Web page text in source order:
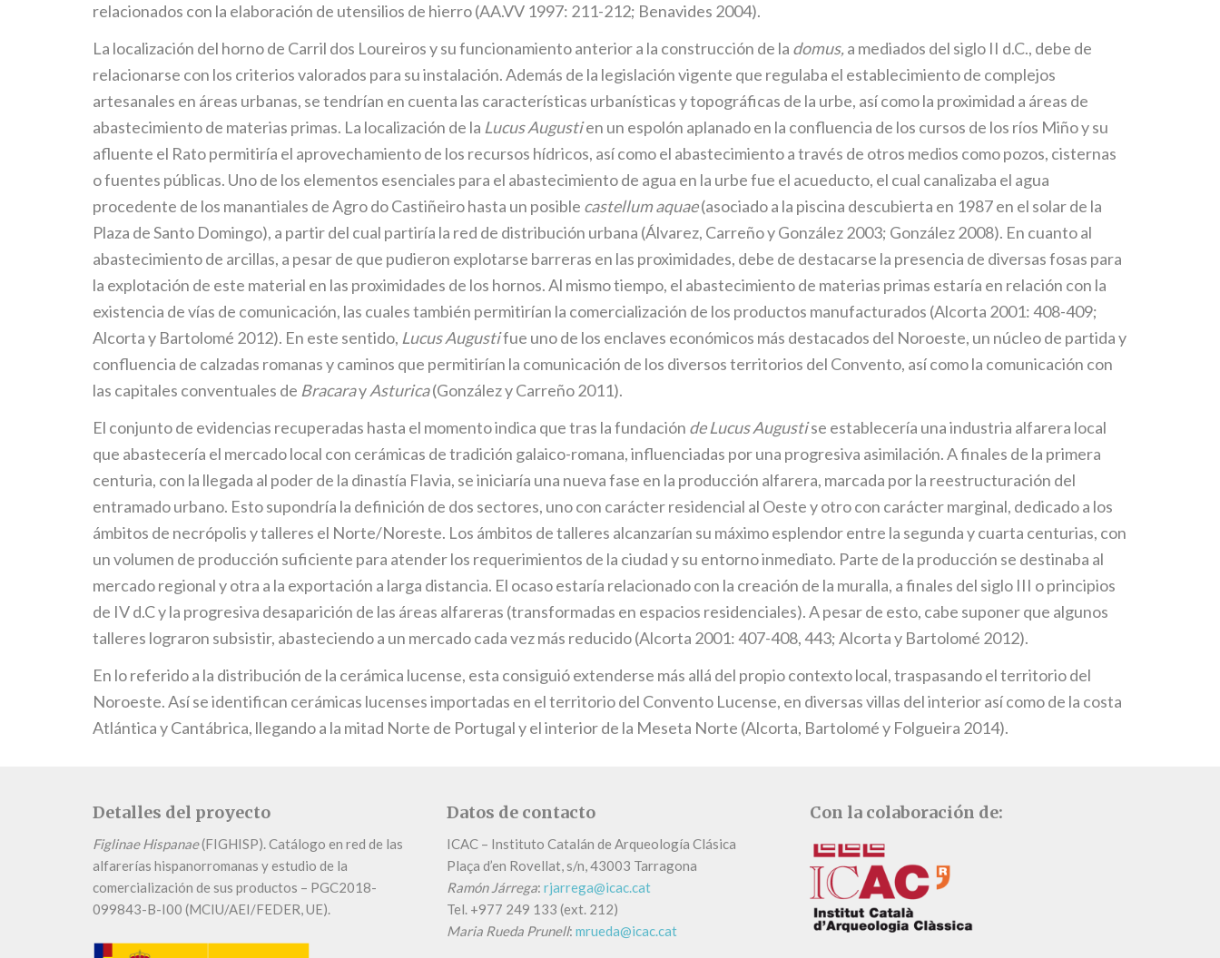
relacionados con la elaboración de utensilios de hierro (AA.VV 1997: 211-212; Benavides 2004).
La localización del horno de Carril dos Loureiros y su funcionamiento anterior a la construcción de la domus,a mediados del siglo II d.C., debe de
relacionarse con los criterios valorados para su instalación. Además de la legislación vigente que regulaba el establecimiento de complejos
artesanales en áreas urbanas, se tendrían en cuenta las características urbanísticas y topográficas de la urbe, así como la proximidad a áreas de
abastecimiento de materias primas. La localización de la Lucus Augustien un espolón aplanado en la confluencia de los cursos de los ríos Miño y su
afluente el Rato permitiría el aprovechamiento de los recursos hídricos, así como el abastecimiento a través de otros medios como pozos, cisternas
o fuentes públicas. Uno de los elementos esenciales para el abastecimiento de agua en la urbe fue el acueducto, el cual canalizaba el agua
procedente de los manantiales de Agro do Castiñeiro hasta un posible castellum aquae(asociado a la piscina descubierta en 1987 en el solar de la
Plaza de Santo Domingo), a partir del cual partiría la red de distribución urbana (Álvarez, Carreño y González 2003; González 2008). En cuanto al
abastecimiento de arcillas, a pesar de que pudieron explotarse barreras en las proximidades, debe de destacarse la presencia de diversas fosas para
la explotación de este material en las proximidades de los hornos. Al mismo tiempo, el abastecimiento de materias primas estaría en relación con la
existencia de vías de comunicación, las cuales también permitirían la comercialización de los productos manufacturados (Alcorta 2001: 408-409;
Alcorta y Bartolomé 2012). En este sentido, Lucus Augustifue uno de los enclaves económicos más destacados del Noroeste, un núcleo de partida y
confluencia de calzadas romanas y caminos que permitirían la comunicación de los diversos territorios del Convento, así como la comunicación con
las capitales conventuales de BracarayAsturica(González y Carreño 2011).
El conjunto de evidencias recuperadas hasta el momento indica que tras la fundación de Lucus Augustise establecería una industria alfarera local
que abastecería el mercado local con cerámicas de tradición galaico-romana, influenciadas por una progresiva asimilación. A finales de la primera
centuria, con la llegada al poder de la dinastía Flavia, se iniciaría una nueva fase en la producción alfarera, marcada por la reestructuración del
entramado urbano. Esto supondría la definición de dos sectores, uno con carácter residencial al Oeste y otro con carácter marginal, dedicado a los
ámbitos de necrópolis y talleres el Norte/Noreste. Los ámbitos de talleres alcanzarían su máximo esplendor entre la segunda y cuarta centurias, con
un volumen de producción suficiente para atender los requerimientos de la ciudad y su entorno inmediato. Parte de la producción se destinaba al
mercado regional y otra a la exportación a larga distancia. El ocaso estaría relacionado con la creación de la muralla, a finales del siglo III o principios
de IV d.C y la progresiva desaparición de las áreas alfareras (transformadas en espacios residenciales). A pesar de esto, cabe suponer que algunos
talleres lograron subsistir, abasteciendo a un mercado cada vez más reducido (Alcorta 2001: 407-408, 443; Alcorta y Bartolomé 2012).
En lo referido a la distribución de la cerámica lucense, esta consiguió extenderse más allá del propio contexto local, traspasando el territorio del
Noroeste. Así se identifican cerámicas lucenses importadas en el territorio del Convento Lucense, en diversas villas del interior así como de la costa
Atlántica y Cantábrica, llegando a la mitad Norte de Portugal y el interior de la Meseta Norte (Alcorta, Bartolomé y Folgueira 2014).
Detalles del proyecto
Figlinae Hispanae(FIGHISP). Catálogo en red de las
alfarerías hispanorromanas y estudio de la
comercialización de sus productos – PGC2018-
099843-B-I00 (MCIU/AEI/FEDER, UE).
Datos de contacto
ICAC – Instituto Catalán de Arqueología Clásica
Plaça d’en Rovellat, s/n, 43003 Tarragona
Ramón Járrega: rjarrega@icac.cat
Tel. +977 249 133 (ext. 212)
Maria Rueda Prunell: mrueda@icac.cat
Con la colaboración de: